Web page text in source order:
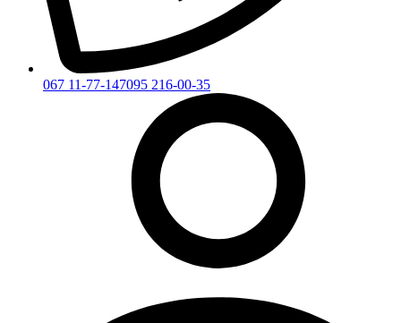
067 11-77-147095 216-00-35